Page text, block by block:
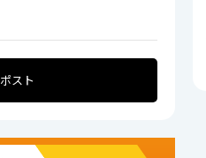
ポスト